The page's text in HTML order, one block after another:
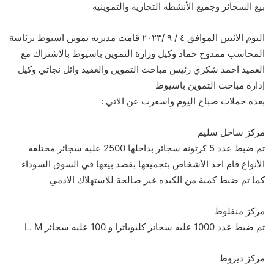
بيع السجائر وجميع الأنشطة التجارية والتموينية
اليوم الاثنين الموافق ٤ / ٩ /٢٠٢٣ قامت مديريه تموين اسيوط برئاسة
المحاسب ممدوح حماد وكيل وزارة التموين باسيوط بالاشتراك مع
العميد احمد شكري رئيس مباحث التموين والعقيد وائل نجاتي وكيل
إدارة مباحث التموين باسيوط
بعدة حملات صباح اليوم واسفرت عن الاتي :
مركز ساحل سليم
تم ضبط عدد 5 كرتونه سجائر بداخلها 2500 علبه سجائر مختلفة
الأنواع قام احد الأشخاص بتجميعها بقصد بيعها في السوق السوداء
كما تم ضبط كمية من الكبده غير صالحة للاستهلاك الادمي
مركز منفلوط
تم ضبط عدد 1000 علبه سجائر كليوباترا و 100 علبه سجائر L. M
مركز ديروط